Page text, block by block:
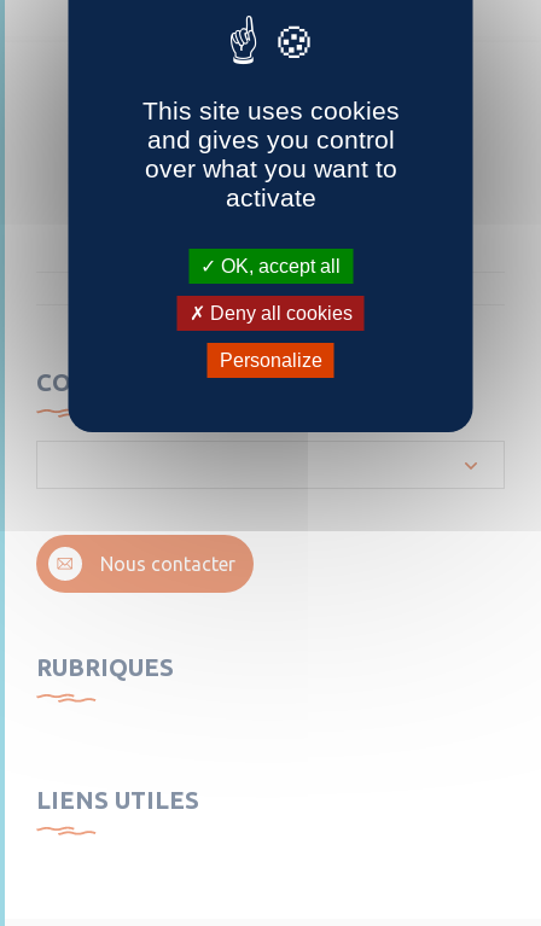
CONTACTEZ-NOUS
Nous contacter
RUBRIQUES
LIENS UTILES
This site uses cookies
and gives you control
over what you want to
activate
OK, accept all
Deny all cookies
Personalize